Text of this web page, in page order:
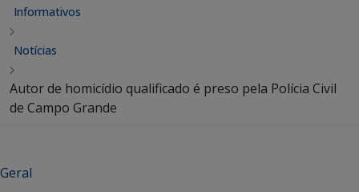
Informativos
Notícias
Autor de homicídio qualificado é preso pela Polícia Civil
de Campo Grande
Geral